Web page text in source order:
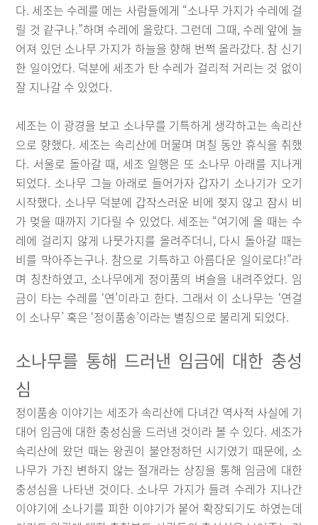
다. 세조는 수레를 메는 사람들에게 “소나무 가지가 수레에 걸
릴 것 같구나.”하며 수레에 올랐다. 그런데 그때, 수레 앞에 늘
어져 있던 소나무 가지가 하늘을 향해 번쩍 올라갔다. 참 신기
한 일이었다. 덕분에 세조가 탄 수레가 걸리적 거리는 것 없이
잘 지나갈 수 있었다.
세조는 이 광경을 보고 소나무를 기특하게 생각하고는 속리산
으로 향했다. 세조는 속리산에 머물며 며칠 동안 휴식을 취했
다. 서울로 돌아갈 때, 세조 일행은 또 소나무 아래를 지나게
되었다. 소나무 그늘 아래로 들어가자 갑자기 소나기가 오기
시작했다. 소나무 덕분에 갑작스러운 비에 젖지 않고 잠시 비
가 멎을 때까지 기다릴 수 있었다. 세조는 “여기에 올 때는 수
레에 걸리지 않게 나뭇가지를 올려주더니, 다시 돌아갈 때는
비를 막아주는구나. 참으로 기특하고 아름다운 일이로다!”라
며 칭찬하였고, 소나무에게 정이품의 벼슬을 내려주었다. 임
금이 타는 수레를 ‘연’이라고 한다. 그래서 이 소나무는 ‘연걸
이 소나무’ 혹은 ‘정이품송’이라는 별칭으로 불리게 되었다.
소나무를 통해 드러낸 임금에 대한 충성
심
정이품송 이야기는 세조가 속리산에 다녀간 역사적 사실에 기
대어 임금에 대한 충성심을 드러낸 것이라 볼 수 있다. 세조가
속리산에 왔던 때는 왕권이 불안정하던 시기였기 때문에, 소
나무가 가진 변하지 않는 절개라는 상징을 통해 임금에 대한
충성심을 나타낸 것이다. 소나무 가지가 들려 수레가 지나간
이야기에 소나기를 피한 이야기가 붙어 확장되기도 하였는데